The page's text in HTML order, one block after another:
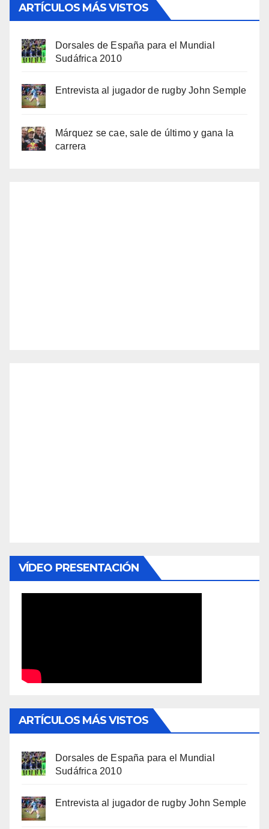
ARTÍCULOS MÁS VISTOS
Dorsales de España para el Mundial
Sudáfrica 2010
Entrevista al jugador de rugby John Semple
Márquez se cae, sale de último y gana la
carrera
VÍDEO PRESENTACIÓN
ARTÍCULOS MÁS VISTOS
Dorsales de España para el Mundial
Sudáfrica 2010
Entrevista al jugador de rugby John Semple